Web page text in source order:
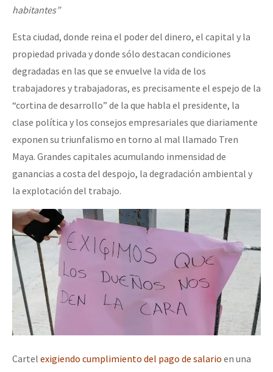
habitantes”
Esta ciudad, donde reina el poder del dinero, el capital y la
propiedad privada y donde sólo destacan condiciones
degradadas en las que se envuelve la vida de los
trabajadores y trabajadoras, es precisamente el espejo de la
“cortina de desarrollo” de la que habla el presidente, la
clase política y los consejos empresariales que diariamente
exponen su triunfalismo en torno al mal llamado Tren
Maya. Grandes capitales acumulando inmensidad de
ganancias a costa del despojo, la degradación ambiental y
la explotación del trabajo.
Cartel exigiendo cumplimiento del pago de salario en una